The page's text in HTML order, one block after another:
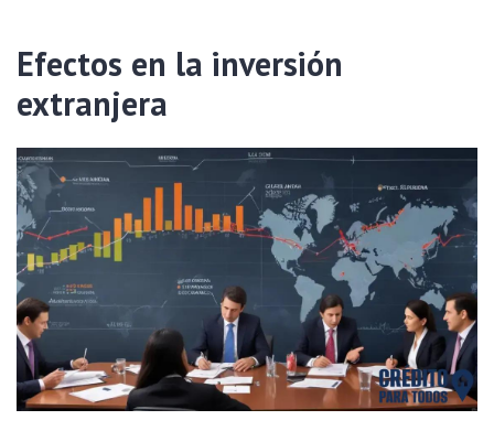
Efectos en la inversión
extranjera